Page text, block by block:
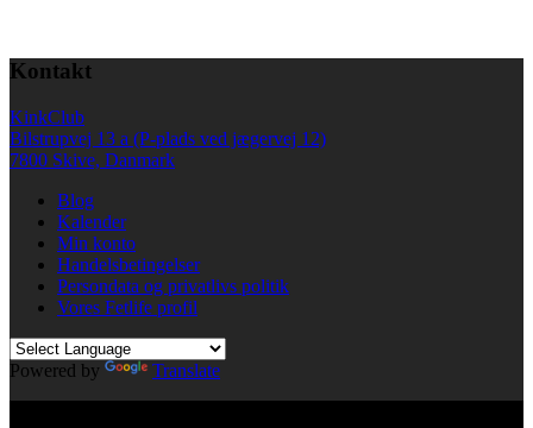
Kontakt
KinkClub
Bilstrupvej 13 a (P-plads ved jægervej 12)
7800 Skive, Danmark
Blog
Kalender
Min konto
Handelsbetingelser
Persondata og privatlivs politik
Vores Fetlife profil
Powered by
Translate